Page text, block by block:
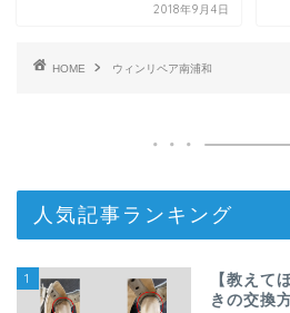
2018年9月4日
HOME ウィンリペア南浦和
人気記事ランキング
1
【教えて
きの交換